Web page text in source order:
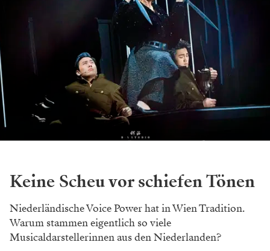
Keine Scheu vor schiefen Tönen
Niederländische Voice Power hat in Wien Tradition.
Warum stammen eigentlich so viele
Musicaldarstellerinnen aus den Niederlanden?